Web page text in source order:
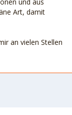
Art, damit
an vielen Stellen